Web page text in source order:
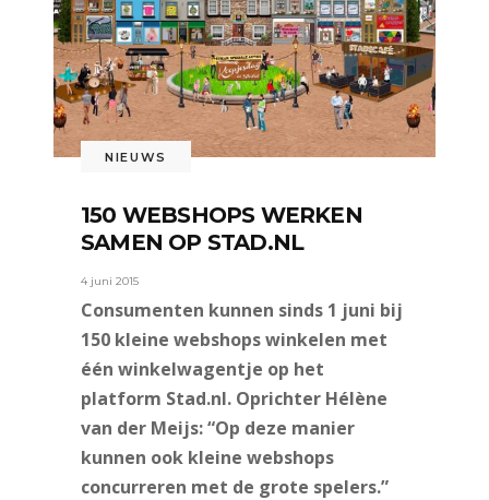
NIEUWS
150 WEBSHOPS WERKEN
SAMEN OP STAD.NL
4 juni 2015
Consumenten kunnen sinds 1 juni bij
150 kleine webshops winkelen met
één winkelwagentje op het
platform Stad.nl. Oprichter Hélène
van der Meijs: “Op deze manier
kunnen ook kleine webshops
concurreren met de grote spelers.”